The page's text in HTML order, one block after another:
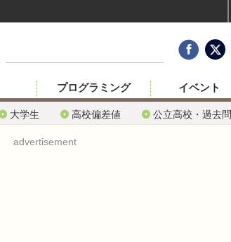
大学生 高校偏差値 公立高校・過去問
プログラミング イベント
advertisement